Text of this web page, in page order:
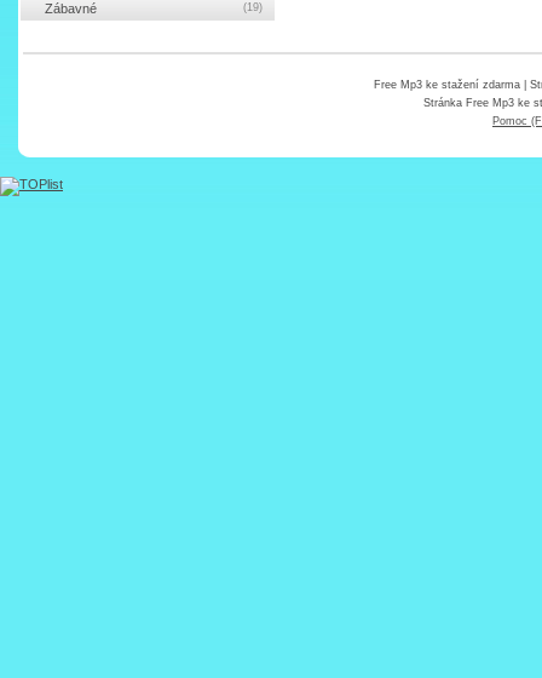
Zábavné (19)
Free Mp3 ke stažení zdarma|
Stránka Free Mp3 ke
Pomoc